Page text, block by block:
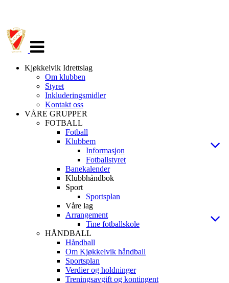
navigasjon
Kjøkkelvik Idrettslag
Om klubben
Styret
Inkluderingsmidler
Kontakt oss
VÅRE GRUPPER
FOTBALL
Fotball
Klubbem
Informasjon
Fotballstyret
Banekalender
Klubbhåndbok
Sport
Sportsplan
Våre lag
Arrangement
Tine fotballskole
HÅNDBALL
Håndball
Om Kjøkkelvik håndball
Sportsplan
Verdier og holdninger
Treningsavgift og kontingent